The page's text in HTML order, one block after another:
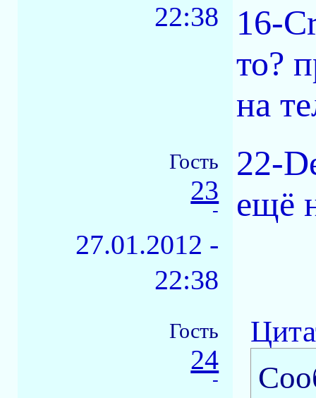
22:38
16-
то?
на
Гость
23
-
27.01.2012 -
22:38
22-
ещё
Гость
24
-